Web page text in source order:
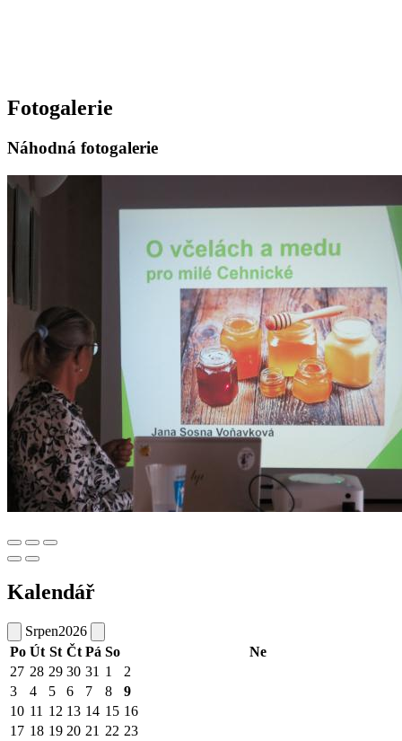
Fotogalerie
Náhodná fotogalerie
Kalendář
Srpen2026
Po Út St Čt Pá So
Ne
27 28 29 30 31 1
2
3
4 5 6 7 8
9
10 11 12 13 14 15 16
17 18 19 20 21 22 23